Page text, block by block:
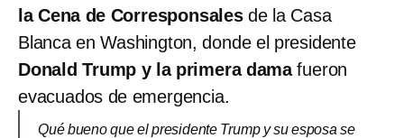
la Cena de Corresponsalesde la Casa
Blanca en Washington, donde el presidente
Donald Trump y la primera damafueron
evacuados de emergencia.
Qué bueno que el presidente Trump y su esposa se